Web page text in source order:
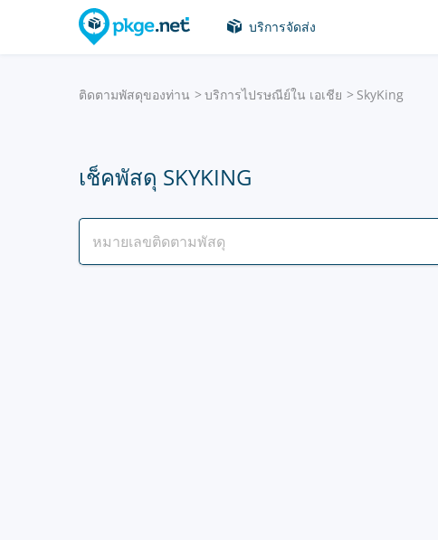
บริการจัดส่ง
ติดตามพัสดุของท่าน บริการไปรษณีย์ใน เอเชีย SkyKing
เช็คพัสดุ SKYKING